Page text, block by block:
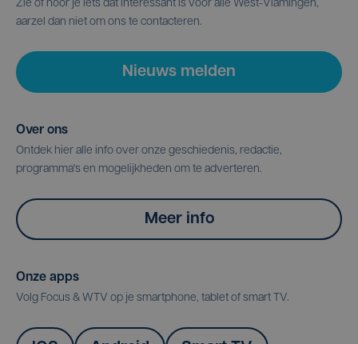
Zie of hoor je iets dat interessant is voor alle West-Vlamingen,
aarzel dan niet om ons te contacteren.
Nieuws melden
Over ons
Ontdek hier alle info over onze geschiedenis, redactie,
programma's en mogelijkheden om te adverteren.
Meer info
Onze apps
Volg Focus & WTV op je smartphone, tablet of smart TV.